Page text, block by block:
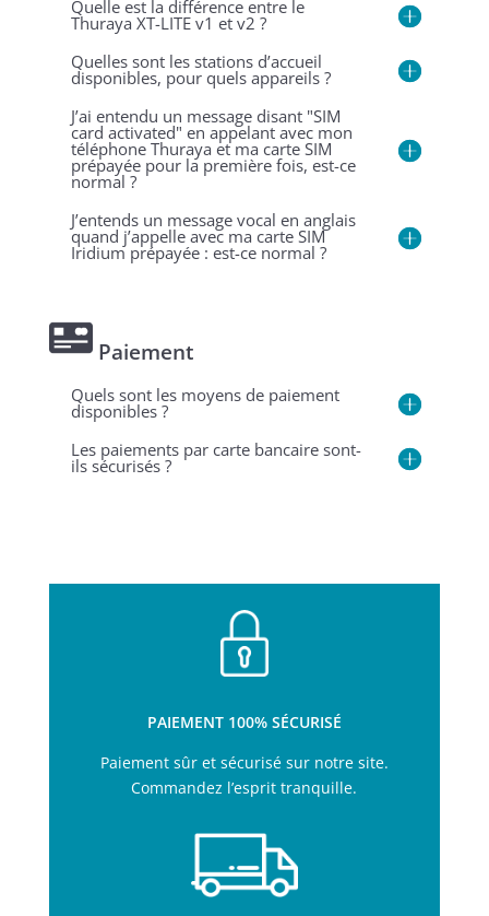
Quelle est la différence entre le
Thuraya XT-LITE v1 et v2 ?
Quelles sont les stations d’accueil
disponibles, pour quels appareils ?
J’ai entendu un message disant "SIM
card activated" en appelant avec mon
téléphone Thuraya et ma carte SIM
prépayée pour la première fois, est-ce
normal ?
J’entends un message vocal en anglais
quand j’appelle avec ma carte SIM
Iridium prépayée : est-ce normal ?
Paiement
Quels sont les moyens de paiement
disponibles ?
Les paiements par carte bancaire sont-
ils sécurisés ?
PAIEMENT 100% SÉCURISÉ
Paiement sûr et sécurisé sur notre site.
Commandez l’esprit tranquille.